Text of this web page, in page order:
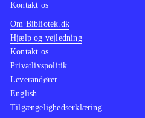
Kontakt os
Om Bibliotek.dk
Hjælp og vejledning
Kontakt os
Privatlivspolitik
Leverandører
English
Tilgængelighedserklæring